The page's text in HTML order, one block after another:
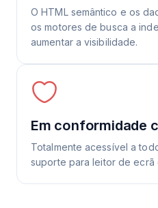
O HTML semântico e os
os motores de busca a
aumentar a visibilidade.
Em conformidade
Totalmente acessível a
suporte para leitor de ecrã